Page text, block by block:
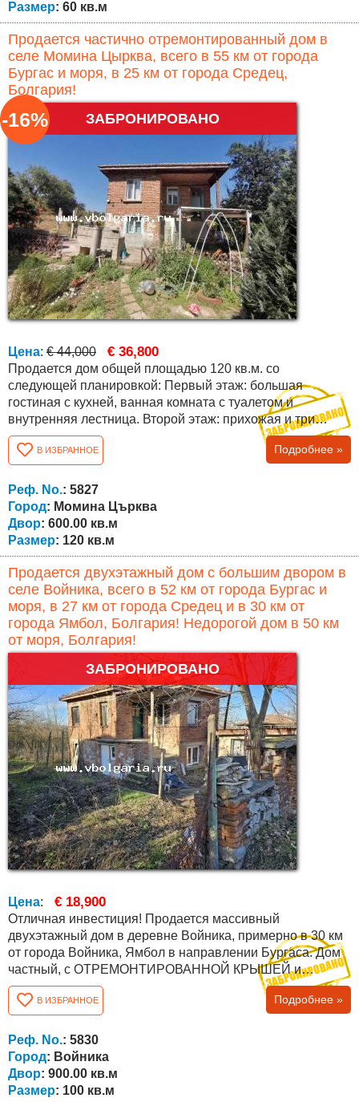
Размер: 60 кв.м
Продается частично отремонтированный дом в
селе Момина Цырква, всего в 55 км от города
Бургас и моря, в 25 км от города Средец,
Болгария!
ЗАБРОНИРОВАНО
-16%
Цена: € 44,000 € 36,800
Продается дом общей площадью 120 кв.м. со
следующей планировкой: Первый этаж: большая
гостиная с кухней, ванная комната с туалетом и
внутренняя лестница. Второй этаж: прихожая и три
большие спальни. Также между этажами есть внешняя
лестница! Дом в хорошем состоянии, с полностью
отремонтированной крышей, полностью замененными
окнами и другими улучшениями. Двор, площадь которого
составляет 600 кв.м. огорожена и облагорожена -...
В ИЗБРАННОЕ Подробнее »
Реф. No.: 5827
Город: Момина Църква
Двор: 600.00 кв.м
Размер: 120 кв.м
Продается двухэтажный дом с большим двором в
селе Войника, всего в 52 км от города Бургас и
моря, в 27 км от города Средец и в 30 км от
города Ямбол, Болгария! Недорогой дом в 50 км
от моря, Болгария!
ЗАБРОНИРОВАНО
Цена: € 18,900
Отличная инвестиция! Продается массивный
двухэтажный дом в деревне Войника, примерно в 30 км
от города Войника, Ямбол в направлении Бургаса. Дом
частный, с ОТРЕМОНТИРОВАННОЙ КРЫШЕЙ и
частично замененными окнами на первом этаже. Он
состоит из пяти комнат, одна из которых дополнительно
пристроена к дому и готова к проживанию. Первый этаж
выполнен из камня. К дому пристроен каменный навес.
Двор ровный площадью 900 кв.м., а общая...
В ИЗБРАННОЕ Подробнее »
Реф. No.: 5830
Город: Войника
Двор: 900.00 кв.м
Размер: 100 кв.м